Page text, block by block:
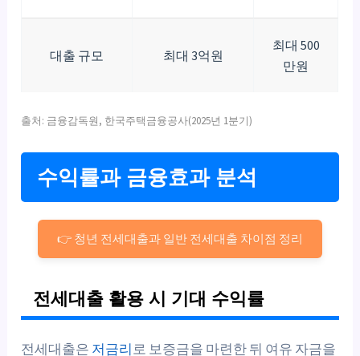
대출 규모 최대 3억원
최대 500
만원
출처: 금융감독원, 한국주택금융공사(2025년 1분기)
수익률과 금융효과 분석
👉 청년 전세대출과 일반 전세대출 차이점 정리
전세대출 활용 시 기대 수익률
전세대출은 저금리로 보증금을 마련한 뒤 여유 자금을